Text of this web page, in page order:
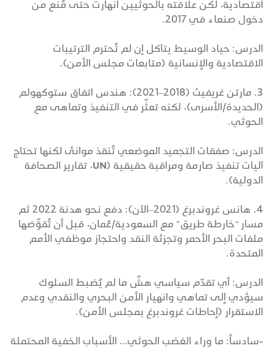
اقتصادية، لكن علاقته بالحوثيين انهارت حتى مُنع من
دخول صنعاء في 2017.
الدرس: حياد الوسيط يتآكل إن لم تُحترم الترتيبات
الاقتصادية والإنسانية (متابعات مجلس الأمن).
3. مارتن غريفيث (2018–2021): هندس اتفاق ستوكهولم
(الحديدة/الأسرى)، لكنه تعثّر في التنفيذ وتماهى مع
الحوثي.
الدرس: صفقات التجميد الموضعي تُنقذ موانئ لكنها تحتاج
آليات تنفيذ صارمة ومراقبة حقيقية (UN، تقارير الصحافة
الدولية).
4. هانس غروندبرغ (2021–الآن): دفع نحو هدنة 2022 ثم
مسار “خارطة طريق” مع السعودية/عُمان، قبل أن تُقوِّضها
ملفات البحر الأحمر وتجزئة النقد واحتجاز موظفي الأمم
المتحدة.
الدرس: أي تقدّم سياسي هشّ ما لم يُضبط السلوك
سيؤدي إلى تماهي وانهيار الأمن البحري والنقدي وعدم
الاستقرار (إحاطات غروندبرغ بمجلس الأمن).
-سادساً: ما وراء الغضب الحوثي… الأسباب الخفية المحتملة